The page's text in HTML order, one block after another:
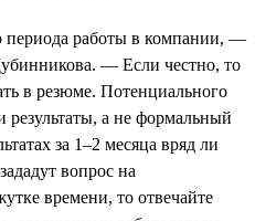
периода работы в компании, —
— Если честно, то
в резюме. Потенциального
результаты, а не формальный
за 1–2 месяца вряд ли
вопрос на
времени, то отвечайте